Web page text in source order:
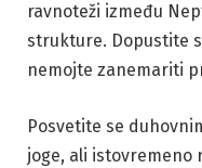
ravnoteži između
strukture. Dopustite
nemojte zanemariti
Posvetite se
joge, ali istovremeno